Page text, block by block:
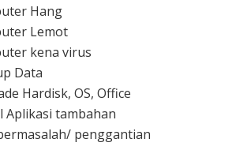
Hang
Lemot
kena virus
Data
Hardisk, OS, Office
tambahan
penggantian